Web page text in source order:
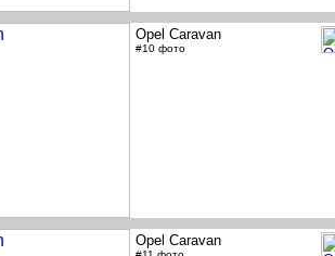
Opel Caravan
#10 фото
Opel Caravan